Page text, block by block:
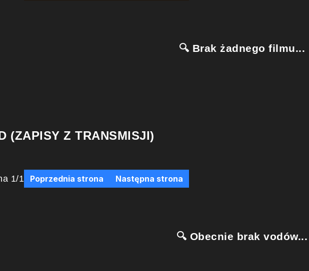
🔍 Brak żadnego filmu...
(ZAPISY Z TRANSMISJI)
1/1 Poprzednia strona Następna strona
🔍 Obecnie brak vodów...